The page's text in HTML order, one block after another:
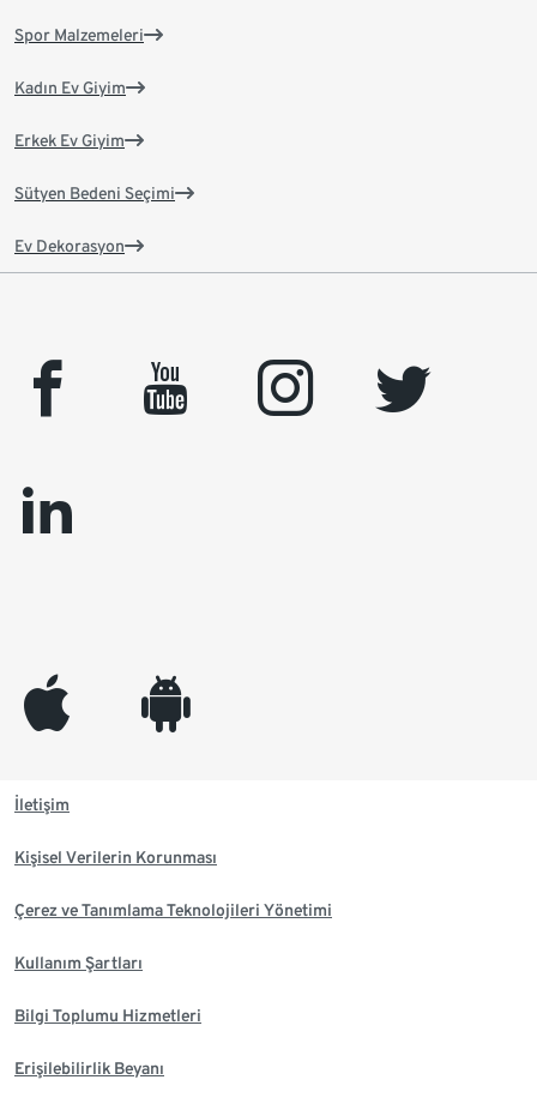
Spor Malzemeleri
Kadın Ev Giyim
Erkek Ev Giyim
Sütyen Bedeni Seçimi
Ev Dekorasyon
facebook youtube instagram
twitter
linkedin
appleinc android
İletişim
Kişisel Verilerin Korunması
Çerez ve Tanımlama Teknolojileri Yönetimi
Kullanım Şartları
Bilgi Toplumu Hizmetleri
Erişilebilirlik Beyanı